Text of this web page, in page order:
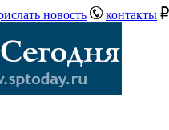
новость контакты